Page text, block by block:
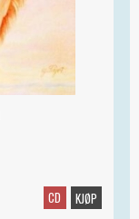
CD KJØP